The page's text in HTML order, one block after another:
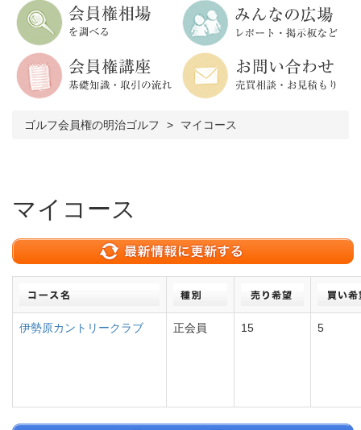
ゴルフ会員権の明治ゴルフ マイコース
マイコース
伊勢原カントリークラブ 正会員 15 5